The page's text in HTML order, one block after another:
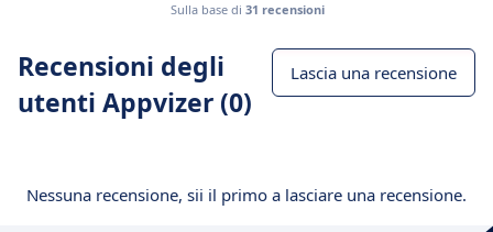
Sulla base di 31 recensioni
Recensioni degli
utenti Appvizer (0)
Lascia una recensione
Nessuna recensione, sii il primo a lasciare una recensione.